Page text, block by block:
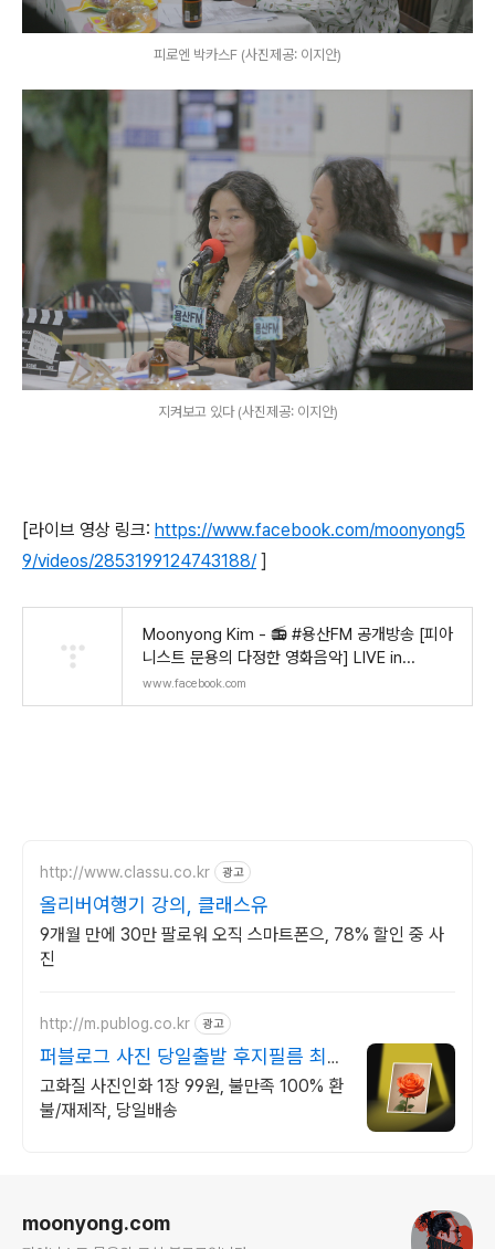
피로엔 박카스F (사진제공: 이지안)
지켜보고 있다 (사진제공: 이지안)
[라이브 영상 링크: https://www.facebook.com/moonyong5
9/videos/2853199124743188/ ]
Moonyong Kim - 📻 #용산FM 공개방송 [피아
니스트 문용의 다정한 영화음악] LIVE in...
www.facebook.com
http://www.classu.co.kr 광고
올리버여행기 강의, 클래스유
9개월 만에 30만 팔로워 오직 스마트폰으, 78% 할인 중 사
진
http://m.publog.co.kr 광고
퍼블로그 사진 당일출발 후지필름 최고
급 인화지
고화질 사진인화 1장 99원, 불만족 100% 환
불/재제작, 당일배송
moonyong.com